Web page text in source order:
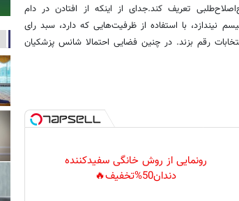
تعریف کند.جدای از اینکه از افتادن در دام
نیندازد، با استفاده از ظرفیت‌هایی که دارد، سبد رای
رقم بزند. در چنین فضایی احتمالا شانس پزشکیان
رونمایی از روش خانگی سفیدکننده
دندان50%تخفیف🔥